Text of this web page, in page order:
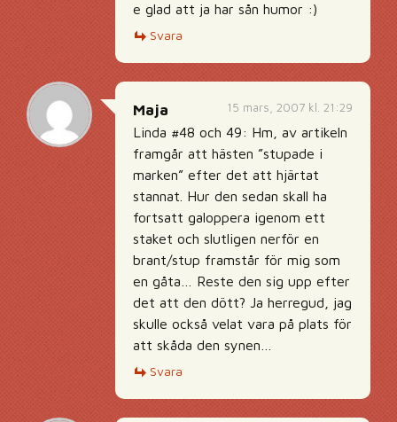
e glad att ja har sån humor :)
Svara
15 mars, 2007 kl. 21:29
Maja
Linda #48 och 49: Hm, av artikeln
framgår att hästen ”stupade i
marken” efter det att hjärtat
stannat. Hur den sedan skall ha
fortsatt galoppera igenom ett
staket och slutligen nerför en
brant/stup framstår för mig som
en gåta… Reste den sig upp efter
det att den dött? Ja herregud, jag
skulle också velat vara på plats för
att skåda den synen…
Svara